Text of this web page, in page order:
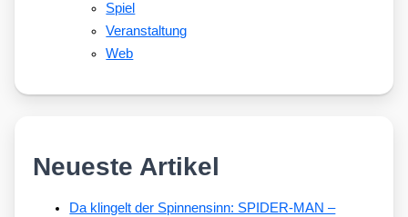
Spiel
Veranstaltung
Web
Neueste Artikel
Da klingelt der Spinnensinn: SPIDER-MAN –